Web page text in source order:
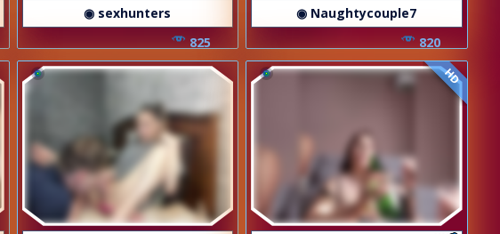
◉ sexhunters
825
◉ Naughtycouple7
820
HD